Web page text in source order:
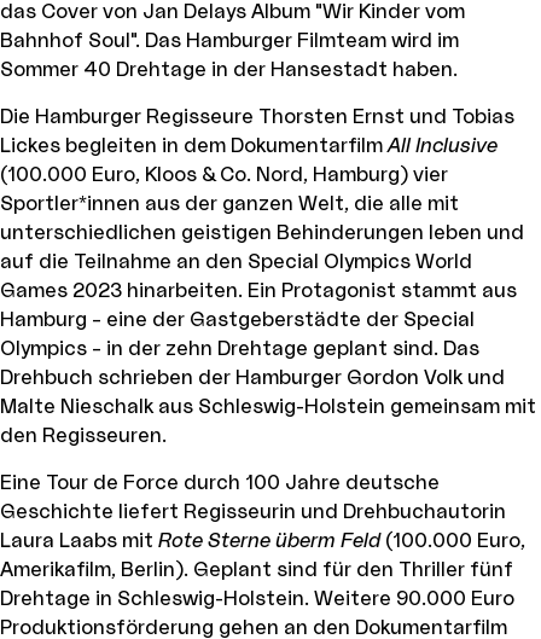
das Cover von Jan Delays Album "Wir Kinder vom
Bahnhof Soul". Das Hamburger Filmteam wird im
Sommer 40 Drehtage in der Hansestadt haben.
Die Hamburger Regisseure Thorsten Ernst und Tobias
Lickes begleiten in dem Dokumentarfilm All Inclusive
(100.000 Euro, Kloos & Co. Nord, Hamburg) vier
Sportler*innen aus der ganzen Welt, die alle mit
unterschiedlichen geistigen Behinderungen leben und
auf die Teilnahme an den Special Olympics World
Games 2023 hinarbeiten. Ein Protagonist stammt aus
Hamburg – eine der Gastgeberstädte der Special
Olympics – in der zehn Drehtage geplant sind. Das
Drehbuch schrieben der Hamburger Gordon Volk und
Malte Nieschalk aus Schleswig-Holstein gemeinsam mit
den Regisseuren.
Eine Tour de Force durch 100 Jahre deutsche
Geschichte liefert Regisseurin und Drehbuchautorin
Laura Laabs mit Rote Sterne überm Feld(100.000 Euro,
Amerikafilm, Berlin). Geplant sind für den Thriller fünf
Drehtage in Schleswig-Holstein. Weitere 90.000 Euro
Produktionsförderung gehen an den Dokumentarfilm